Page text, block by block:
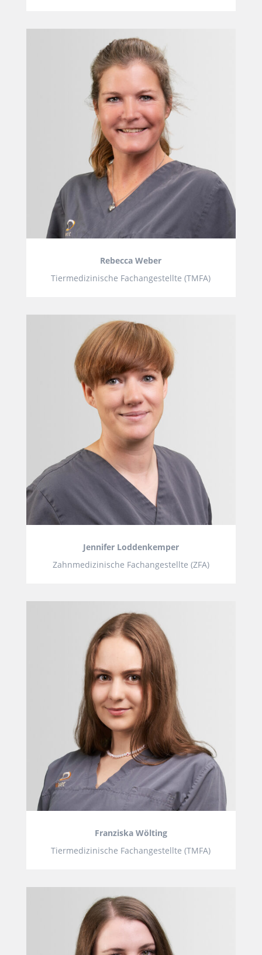
Rebecca Weber
Tiermedizinische Fachangestellte (TMFA)
Jennifer Loddenkemper
Zahnmedizinische Fachangestellte (ZFA)
Franziska Wölting
Tiermedizinische Fachangestellte (TMFA)